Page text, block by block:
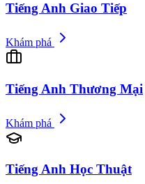
Tiếng Anh Giao Tiếp
Khám phá
Tiếng Anh Thương Mại
Khám phá
Tiếng Anh Học Thuật